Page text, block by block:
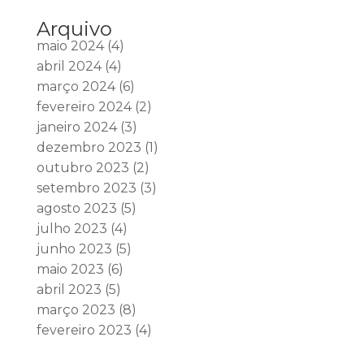
Arquivo
maio 2024(4)
abril 2024(4)
março 2024(6)
fevereiro 2024(2)
janeiro 2024(3)
dezembro 2023 (1)
outubro 2023 (2)
setembro 2023 (3)
agosto 2023 (5)
julho 2023 (4)
junho 2023 (5)
maio 2023 (6)
abril 2023 (5)
março 2023 (8)
fevereiro 2023 (4)